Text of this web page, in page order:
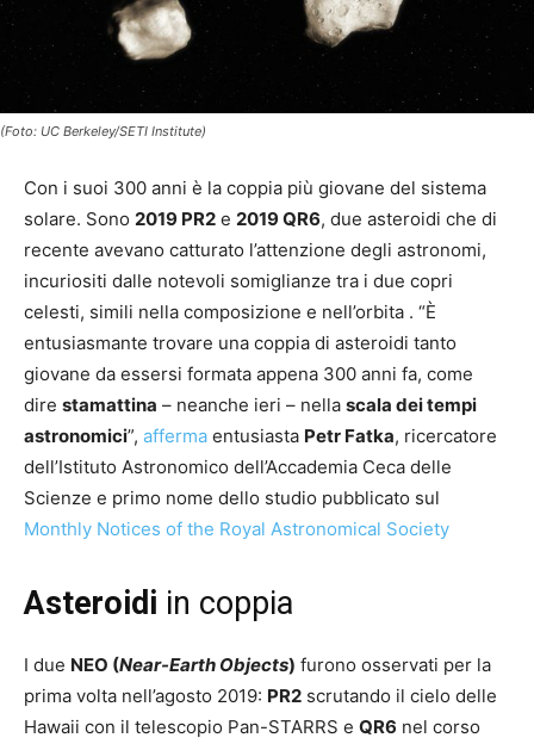
(Foto: UC Berkeley/SETI Institute)
Con i suoi 300 anni è la coppia più giovane del sistema
solare. Sono 2019 PR2 e 2019 QR6, due asteroidi che di
recente avevano catturato l’attenzione degli astronomi,
incuriositi dalle notevoli somiglianze tra i due copri
celesti, simili nella composizione e nell’orbita . “È
entusiasmante trovare una coppia di asteroidi tanto
giovane da essersi formata appena 300 anni fa, come
dire stamattina – neanche ieri – nella scala dei tempi
astronomici”, afferma entusiasta Petr Fatka, ricercatore
dell’Istituto Astronomico dell’Accademia Ceca delle
Scienze e primo nome dello studio pubblicato sul
Monthly Notices of the Royal Astronomical Society
Asteroidi in coppia
I due NEO (Near-Earth Objects) furono osservati per la
prima volta nell’agosto 2019: PR2 scrutando il cielo delle
Hawaii con il telescopio Pan-STARRS e QR6 nel corso